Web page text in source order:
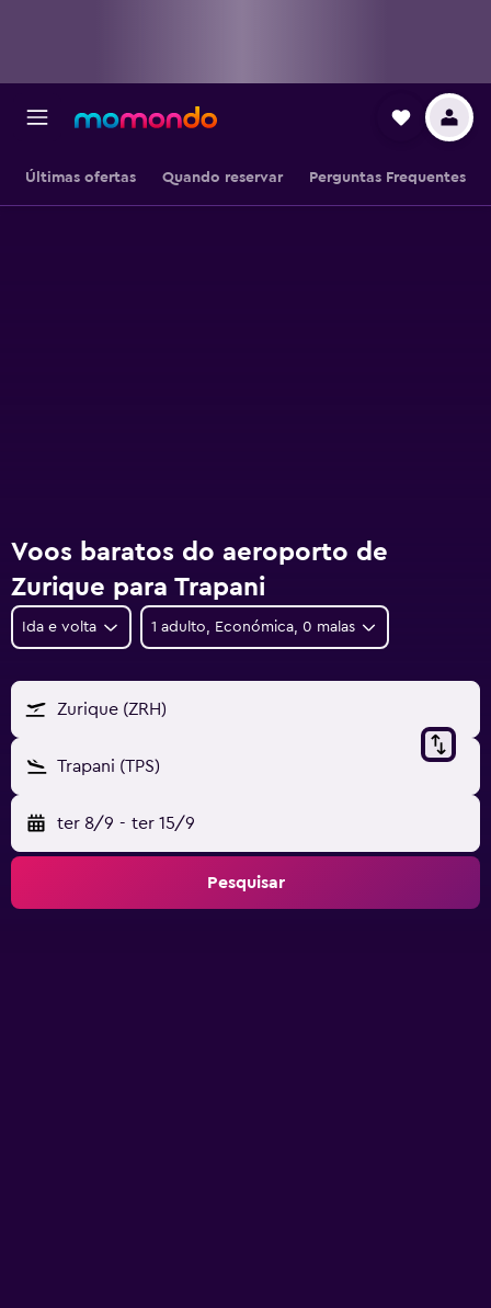
Últimas ofertas Quando reservar Perguntas Frequentes
Voos baratos do aeroporto de
Zurique para Trapani
Ida e volta 1 adulto, Económica, 0 malas
Zurique (ZRH)
Trapani (TPS)
ter 8/9 - ter 15/9
Pesquisar